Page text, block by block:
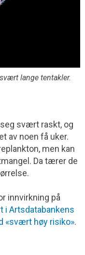
lange tentakler.
svært raskt, og
av noen få uker.
men kan
Da tærer de
innvirkning på
i Artsdatabankens
«svært høy risiko».